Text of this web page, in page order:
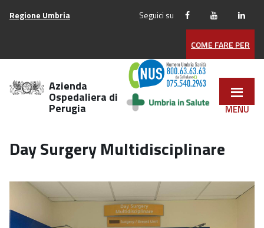
menu
navigazione
footer
Regione Umbria Seguici su
COME FARE PER
Azienda
Ospedaliera di
Perugia
Day Surgery Multidisciplinare